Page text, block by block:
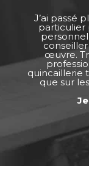
J’ai passé
particulier
œuvre.
quincaillerie
que sur